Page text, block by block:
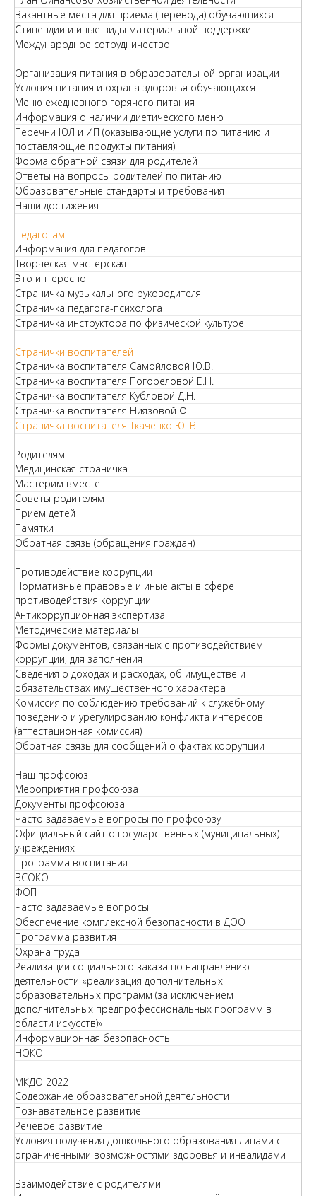
Вакантные места для приема (перевода) обучающихся
Стипендии и иные виды материальной поддержки
Международное сотрудничество
Организация питания в образовательной организации
Условия питания и охрана здоровья обучающихся
Меню ежедневного горячего питания
Информация о наличии диетического меню
Перечни ЮЛ и ИП (оказывающие услуги по питанию и
поставляющие продукты питания)
Форма обратной связи для родителей
Ответы на вопросы родителей по питанию
Образовательные стандарты и требования
Наши достижения
Педагогам
Информация для педагогов
Творческая мастерская
Это интересно
Страничка музыкального руководителя
Страничка педагога-психолога
Страничка инструктора по физической культуре
Странички воспитателей
Страничка воспитателя Самойловой Ю.В.
Страничка воспитателя Погореловой Е.Н.
Страничка воспитателя Кубловой Д.Н.
Страничка воспитателя Ниязовой Ф.Г.
Страничка воспитателя Ткаченко Ю. В.
Родителям
Медицинская страничка
Мастерим вместе
Советы родителям
Прием детей
Памятки
Обратная связь (обращения граждан)
Противодействие коррупции
Нормативные правовые и иные акты в сфере
противодействия коррупции
Антикоррупционная экспертиза
Методические материалы
Формы документов, связанных с противодействием
коррупции, для заполнения
Сведения о доходах и расходах, об имуществе и
обязательствах имущественного характера
Комиссия по соблюдению требований к служебному
поведению и урегулированию конфликта интересов
(аттестационная комиссия)
Обратная связь для сообщений о фактах коррупции
Наш профсоюз
Мероприятия профсоюза
Документы профсоюза
Часто задаваемые вопросы по профсоюзу
Официальный сайт о государственных (муниципальных)
учреждениях
Программа воспитания
ВСОКО
ФОП
Часто задаваемые вопросы
Обеспечение комплексной безопасности в ДОО
Программа развития
Охрана труда
Реализации социального заказа по направлению
деятельности «реализация дополнительных
образовательных программ (за исключением
дополнительных предпрофессиональных программ в
области искусств)»
Информационная безопасность
НОКО
МКДО 2022
Содержание образовательной деятельности
Познавательное развитие
Речевое развитие
Условия получения дошкольного образования лицами с
ограниченными возможностями здоровья и инвалидами
Взаимодействие с родителями